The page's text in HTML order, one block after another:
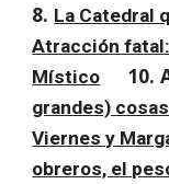
8. La Catedral
Atracción
Místico
10.
grandes)
Viernes y
obreros, el